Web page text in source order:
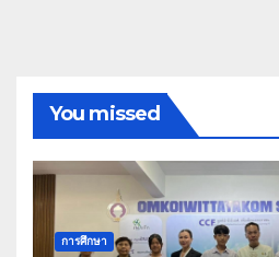
You missed
การศึกษา